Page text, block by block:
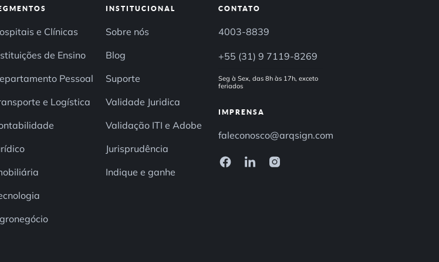
e Clínicas
de Ensino
Pessoal
e Logística
INSTITUCIONAL
Sobre nós
Blog
Suporte
Validade Juridica
Validação ITI e Adobe
Jurisprudência
Indique e ganhe
CONTATO
4003-8839
+55 (31) 9 7119-8269
Seg à Sex, das 8h às 17h, exceto
feriados
IMPRENSA
faleconosco@arqsign.com